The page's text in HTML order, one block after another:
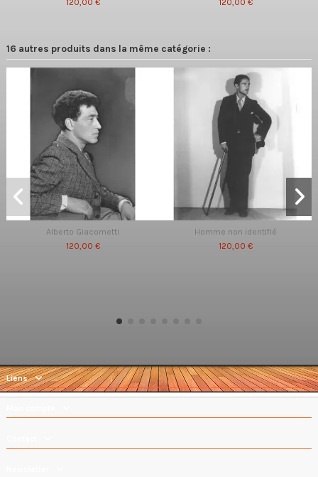
120,00 €
120,00 €
16 autres produits dans la même catégorie :
Alberto Giacometti
120,00 €
Homme non identifié
120,00 €
Liens